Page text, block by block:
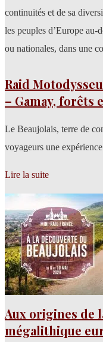
continuités et de sa
les peuples d’Europe
ou nationales, dans une
Raid
– Gamay, forêts
Le Beaujolais, terre de
voyageurs une
Lire la suite
Aux origines de
mégalithique